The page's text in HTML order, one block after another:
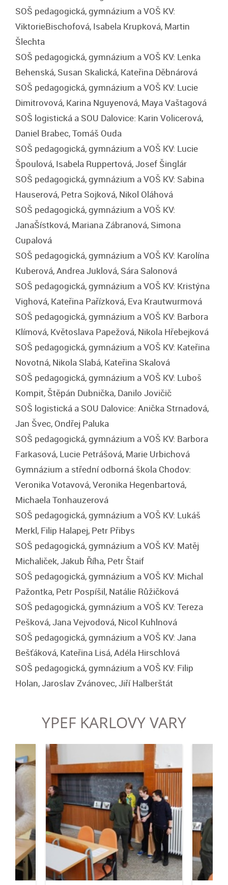
SOŠ pedagogická, gymnázium a VOŠ KV:
ViktorieBischofová, Isabela Krupková, Martin
Šlechta
SOŠ pedagogická, gymnázium a VOŠ KV: Lenka
Behenská, Susan Skalická, Kateřina Děbnárová
SOŠ pedagogická, gymnázium a VOŠ KV: Lucie
Dimitrovová, Karina Nguyenová, Maya Vaštagová
SOŠ logistická a SOU Dalovice: Karin Volicerová,
Daniel Brabec, Tomáš Ouda
SOŠ pedagogická, gymnázium a VOŠ KV: Lucie
Špoulová, Isabela Ruppertová, Josef Šinglár
SOŠ pedagogická, gymnázium a VOŠ KV: Sabina
Hauserová, Petra Sojková, Nikol Oláhová
SOŠ pedagogická, gymnázium a VOŠ KV:
JanaŠístková, Mariana Zábranová, Simona
Cupalová
SOŠ pedagogická, gymnázium a VOŠ KV: Karolína
Kuberová, Andrea Juklová, Sára Salonová
SOŠ pedagogická, gymnázium a VOŠ KV: Kristýna
Vighová, Kateřina Pařízková, Eva Krautwurmová
SOŠ pedagogická, gymnázium a VOŠ KV: Barbora
Klímová, Květoslava Papežová, Nikola Hřebejková
SOŠ pedagogická, gymnázium a VOŠ KV: Kateřina
Novotná, Nikola Slabá, Kateřina Skalová
SOŠ pedagogická, gymnázium a VOŠ KV: Luboš
Kompit, Štěpán Dubnička, Danilo Jovičič
SOŠ logistická a SOU Dalovice: Anička Strnadová,
Jan Švec, Ondřej Paluka
SOŠ pedagogická, gymnázium a VOŠ KV: Barbora
Farkasová, Lucie Petrášová, Marie Urbichová
Gymnázium a střední odborná škola Chodov:
Veronika Votavová, Veronika Hegenbartová,
Michaela Tonhauzerová
SOŠ pedagogická, gymnázium a VOŠ KV: Lukáš
Merkl, Filip Halapej, Petr Přibys
SOŠ pedagogická, gymnázium a VOŠ KV: Matěj
Michaliček, Jakub Říha, Petr Štaif
SOŠ pedagogická, gymnázium a VOŠ KV: Michal
Pažontka, Petr Pospíšil, Natálie Růžičková
SOŠ pedagogická, gymnázium a VOŠ KV: Tereza
Pešková, Jana Vejvodová, Nicol Kuhlnová
SOŠ pedagogická, gymnázium a VOŠ KV: Jana
Bešťáková, Kateřina Lisá, Adéla Hirschlová
SOŠ pedagogická, gymnázium a VOŠ KV: Filip
Holan, Jaroslav Zvánovec, Jiří Halberštát
YPEF KARLOVY VARY